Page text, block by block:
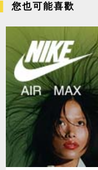
您也可能喜歡